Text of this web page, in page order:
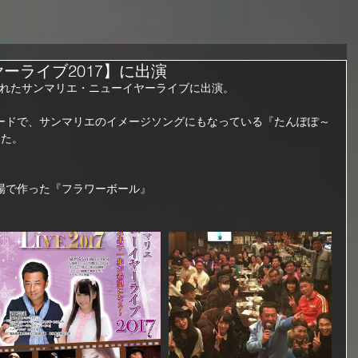
ライブ2017】に出演
サンマリエ・ニューイヤーライブに出演。
で、サンマリエのイメージソングにもなっている『たんぽぽ～
。
作った『フラワーボール』